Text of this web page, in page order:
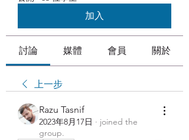
加入
討論 媒體 會員 關於
上一步
Razu Tasnif
2023年8月17日 · joined the
group.